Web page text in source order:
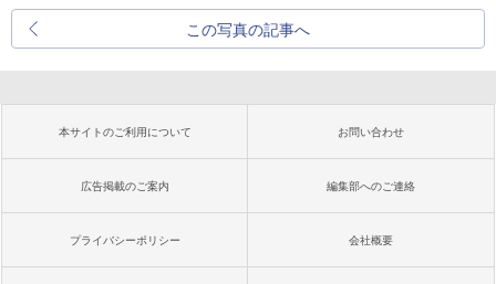
この写真の記事へ
本サイトのご利用について お問い合わせ
広告掲載のご案内 編集部へのご連絡
プライバシーポリシー 会社概要